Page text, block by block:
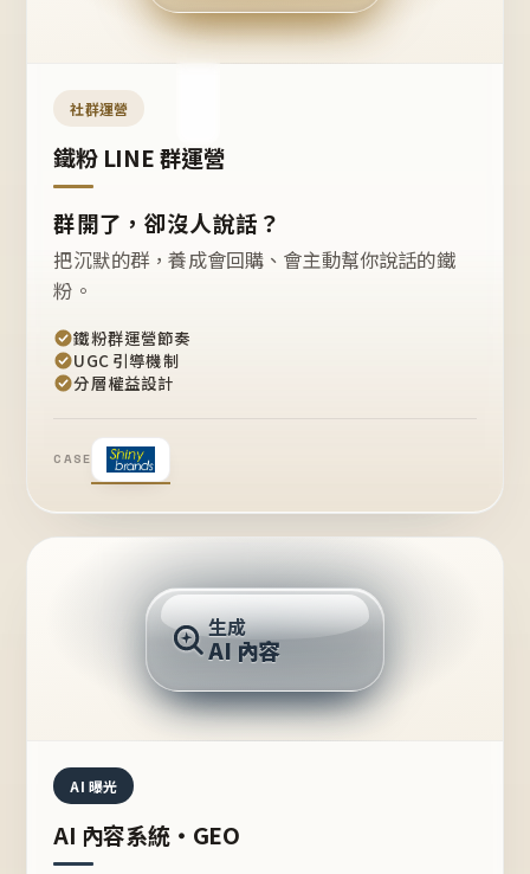
開團
嗎？
社群運營
鐵粉 LINE 群運營
群開了，卻沒人說話？
把沉默的群，養成會回購、會主動幫你說話的鐵
粉。
鐵粉群運營節奏
UGC 引導機制
分層權益設計
CASE
推薦的台灣品牌？
生成
AI 內容
AI 曝光
AI 內容系統・GEO